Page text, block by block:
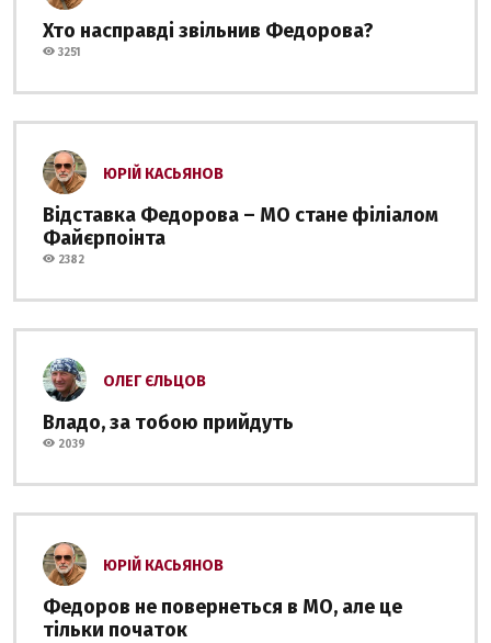
Хто насправді звільнив Федорова?
3251
ЮРІЙ КАСЬЯНОВ
Відставка Федорова – МО стане філіалом
Файєрпоінта
2382
ОЛЕГ ЄЛЬЦОВ
Владо, за тобою прийдуть
2039
ЮРІЙ КАСЬЯНОВ
Федоров не повернеться в МО, але це
тільки початок